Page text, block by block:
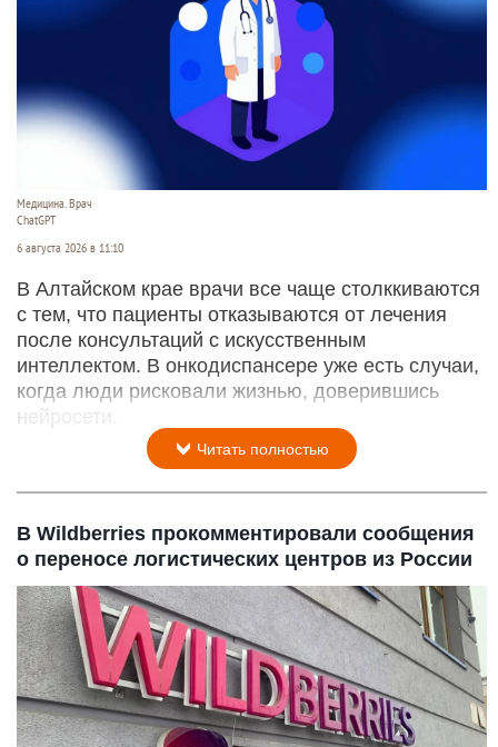
Медицина. Врач
ChatGPT
6 августа 2026 в 11:10
В Алтайском крае врачи все чаще столккиваются
с тем, что пациенты отказываются от лечения
после консультаций с искусственным
интеллектом. В онкодиспансере уже есть случаи,
когда люди рисковали жизнью, доверившись
нейросети.
Читать полностью
В Wildberries прокомментировали сообщения
о переносе логистических центров из России